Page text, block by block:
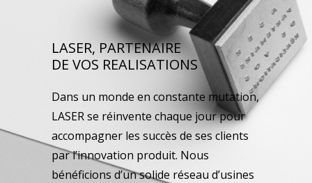
LASER, PARTENAIRE
DE VOS REALISATIONS
Dans un monde en constante mutation,
LASER se réinvente chaque jour pour
accompagner les succès de ses clients
par l’innovation produit. Nous
bénéficions d’un solide réseau d’usines